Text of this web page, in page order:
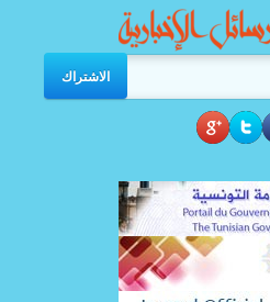
الاشتراك